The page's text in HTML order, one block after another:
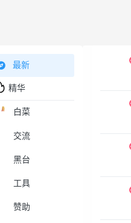
最新
精华
白菜
交流
黑台
工具
赞助